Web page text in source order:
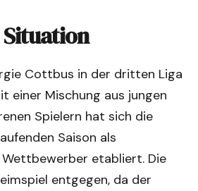
Cottbus in der dritten Liga
einer Mischung aus jungen
Spielern hat sich die
Saison als
etabliert. Die
entgegen, da der